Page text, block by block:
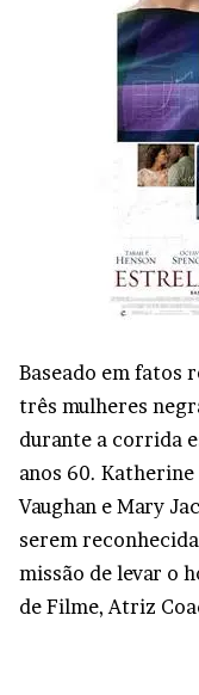
Baseado em fatos
três mulheres
durante a corrida
anos 60.
Vaughan e Mary
serem
missão de levar o
de Filme, Atriz